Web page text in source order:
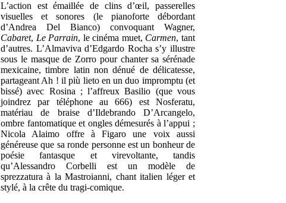
L’action est émaillée de clins d’œil, passerelles
visuelles et sonores (le pianoforte débordant
d’Andrea Del Bianco) convoquant Wagner,
Cabaret, Le Parrain, le cinéma muet, Carmen, tant
d’autres. L’Almaviva d’Edgardo Rocha s’y illustre
sous le masque de Zorro pour chanter sa sérénade
mexicaine, timbre latin non dénué de délicatesse,
partageant Ah ! il più lieto en un duo impromptu (et
bissé) avec Rosina ; l’affreux Basilio (que vous
joindrez par téléphone au 666) est Nosferatu,
matériau de braise d’Ildebrando D’Arcangelo,
ombre fantomatique et ongles démesurés à l’appui ;
Nicola Alaimo offre à Figaro une voix aussi
généreuse que sa ronde personne est un bonheur de
poésie fantasque et virevoltante, tandis
qu’Alessandro Corbelli est un modèle de
sprezzatura à la Mastroianni, chant italien léger et
stylé, à la crête du tragi-comique.